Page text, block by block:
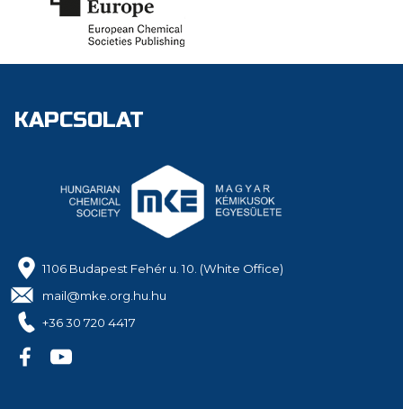
KAPCSOLAT
1106 Budapest Fehér u. 10. (White Office)
mail@mke.org.hu.hu
+36 30 720 4417